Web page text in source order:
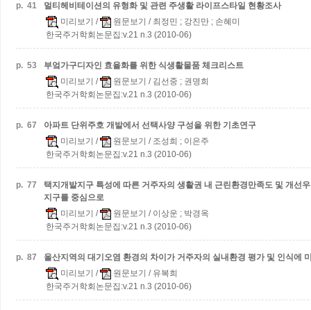
p. 41
멀티헤비테이션의 유형화 및 관련 주생활 라이프스타일 현황조사
미리보기 / 원문보기 / 최정민 ; 강진만 ; 손혜미
한국주거학회논문집:v.21 n.3 (2010-06)
p. 53
부엌가구디자인 효율화를 위한 식생활물품 체크리스트
미리보기 / 원문보기 / 김선중 ; 권명희
한국주거학회논문집:v.21 n.3 (2010-06)
p. 67
아파트 단위주호 개발에서 선택사양 구성을 위한 기초연구
미리보기 / 원문보기 / 조성희 ; 이은주
한국주거학회논문집:v.21 n.3 (2010-06)
p. 77
택지개발지구 특성에 따른 거주자의 생활권 내 근린환경만족도 및 개선
지구를 중심으로
미리보기 / 원문보기 / 이상운 ; 박경옥
한국주거학회논문집:v.21 n.3 (2010-06)
p. 87
울산지역의 대기오염 환경의 차이가 거주자의 실내환경 평가 및 인식에
미리보기 / 원문보기 / 유복희
한국주거학회논문집:v.21 n.3 (2010-06)